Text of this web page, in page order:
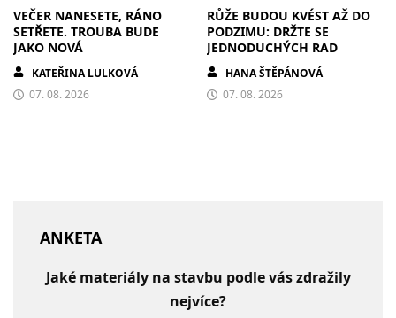
VEČER NANESETE, RÁNO
SETŘETE. TROUBA BUDE
JAKO NOVÁ
KATEŘINA LULKOVÁ
07. 08. 2026
RŮŽE BUDOU KVÉST AŽ DO
PODZIMU: DRŽTE SE
JEDNODUCHÝCH RAD
HANA ŠTĚPÁNOVÁ
07. 08. 2026
ANKETA
Jaké materiály na stavbu podle vás zdražily
nejvíce?